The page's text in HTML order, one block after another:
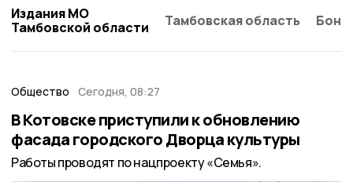
Издания МО
Тамбовской области
Тамбовская область
Общество Сегодня, 08:27
В Котовске приступили к обновлению
фасада городского Дворца культуры
Работы проводят по нацпроекту «Семья».